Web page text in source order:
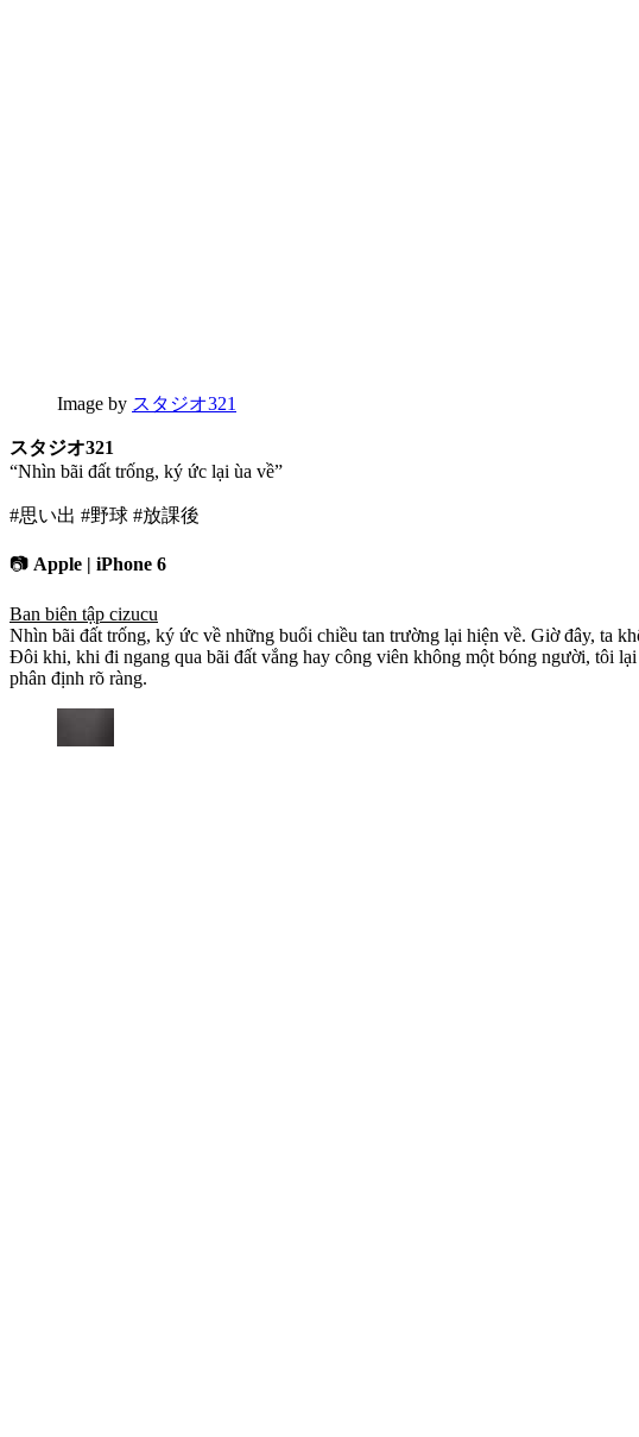
Image by スタジオ321
スタジオ321
“Nhìn bãi đất trống, ký ức lại ùa về”
#思い出 #野球 #放課後
📷 Apple | iPhone 6
Ban biên tập cizucu
Nhìn bãi đất trống, ký ức về những buổi chiều tan trường lại hiện về. Giờ đây, ta
Đôi khi, khi đi ngang qua bãi đất vắng hay công viên không một bóng người, tôi
phân định rõ ràng.